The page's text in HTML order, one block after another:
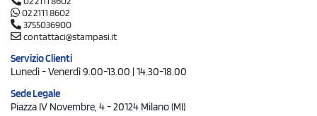
02 2111 8602
3755036900
contattaci@stampasi.it
Servizio Clienti
Lunedì - Venerdì 9.00-13.00 | 14.30-18.00
Sede Legale
Piazza IV Novembre, 4 - 20124 Milano (MI)